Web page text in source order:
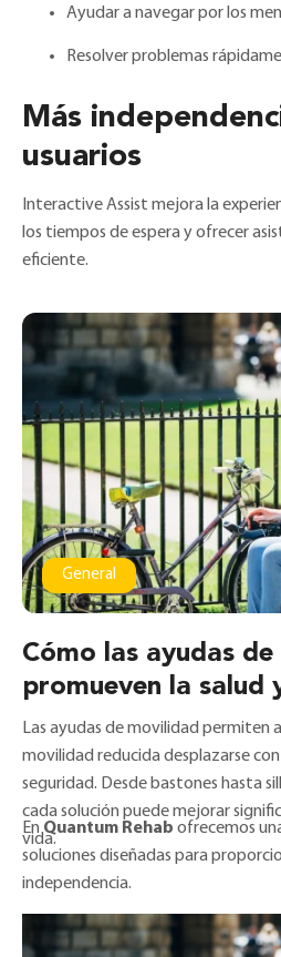
Ayudar a navegar por los
Resolver problemas
Más
usuarios
Interactive Assist mejora la
los tiempos de espera y ofrecer
eficiente.
General
Cómo las ayudas
promueven la salud
Las ayudas de movilidad permiten
movilidad reducida desplazarse
seguridad. Desde bastones hasta
cada solución puede mejorar
vida.
EnQuantum Rehab ofrecemos
soluciones diseñadas para
independencia.